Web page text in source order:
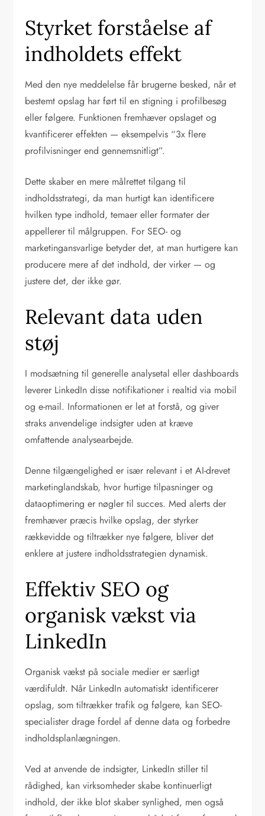
Styrket forståelse af
indholdets effekt
Med den nye meddelelse får brugerne besked, når et
bestemt opslag har ført til en stigning i profilbesøg
eller følgere. Funktionen fremhæver opslaget og
kvantificerer effekten — eksempelvis “3x flere
profilvisninger end gennemsnitligt”.
Dette skaber en mere målrettet tilgang til
indholdsstrategi, da man hurtigt kan identificere
hvilken type indhold, temaer eller formater der
appellerer til målgruppen. For SEO- og
marketingansvarlige betyder det, at man hurtigere kan
producere mere af det indhold, der virker — og
justere det, der ikke gør.
Relevant data uden
støj
I modsætning til generelle analysetal eller dashboards
leverer LinkedIn disse notifikationer i realtid via mobil
og e-mail. Informationen er let at forstå, og giver
straks anvendelige indsigter uden at kræve
omfattende analysearbejde.
Denne tilgængelighed er især relevant i et AI-drevet
marketinglandskab, hvor hurtige tilpasninger og
dataoptimering er nøgler til succes. Med alerts der
fremhæver præcis hvilke opslag, der styrker
rækkevidde og tiltrækker nye følgere, bliver det
enklere at justere indholdsstrategien dynamisk.
Effektiv SEO og
organisk vækst via
LinkedIn
Organisk vækst på sociale medier er særligt
værdifuldt. Når LinkedIn automatiskt identificerer
opslag, som tiltrækker trafik og følgere, kan SEO-
specialister drage fordel af denne data og forbedre
indholdsplanlægningen.
Ved at anvende de indsigter, LinkedIn stiller til
rådighed, kan virksomheder skabe kontinuerligt
indhold, der ikke blot skaber synlighed, men også